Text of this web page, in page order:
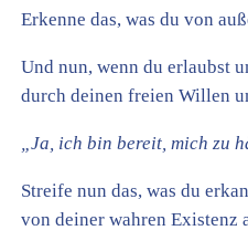
Erkenne das, was du von
Und nun, wenn du erlaubst
durch deinen freien Willen
„Ja, ich bin bereit, mich zu
Streife nun das, was du
von deiner wahren Existenz